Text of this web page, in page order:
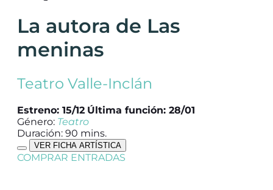
La autora de Las
meninas
Teatro Valle-Inclán
Estreno: 15/12 Última función: 28/01
Género: Teatro
Duración: 90 mins.
VER FICHA ARTÍSTICA
COMPRAR ENTRADAS